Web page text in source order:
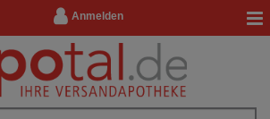
Anmelden